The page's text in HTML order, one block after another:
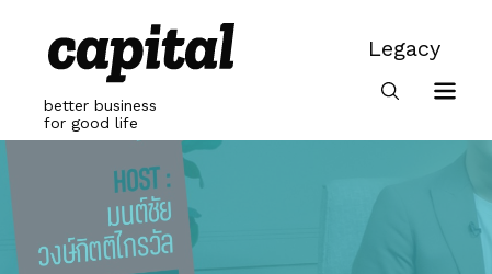
content
better business
for good life
Legacy
Legacy